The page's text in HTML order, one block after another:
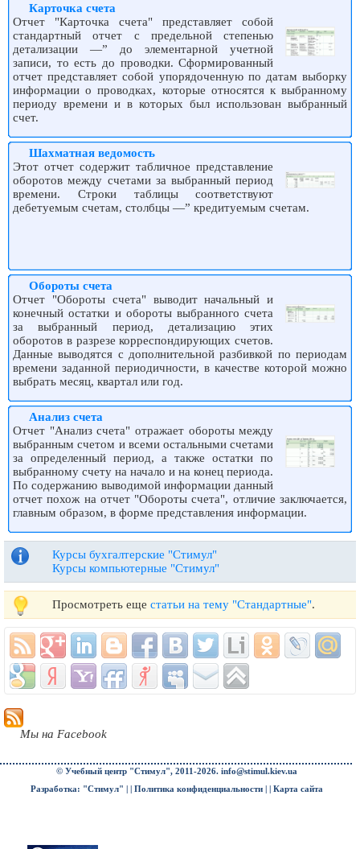
Карточка счета
Отчет "Карточка счета" представляет собой
стандартный отчет с предельной степенью
детализации —” до элементарной учетной
записи, то есть до проводки. Сформированный
отчет представляет собой упорядоченную по датам выборку
информации о проводках, которые относятся к выбранному
периоду времени и в которых был использован выбранный
счет.
Шахматная ведомость
Этот отчет содержит табличное представление
оборотов между счетами за выбранный период
времени. Строки таблицы соответствуют
дебетуемым счетам, столбцы —” кредитуемым счетам.
Обороты счета
Отчет "Обороты счета" выводит начальный и
конечный остатки и обороты выбранного счета
за выбранный период, детализацию этих
оборотов в разрезе корреспондирующих счетов.
Данные выводятся с дополнительной разбивкой по периодам
времени заданной периодичности, в качестве которой можно
выбрать месяц, квартал или год.
Анализ счета
Отчет "Анализ счета" отражает обороты между
выбранным счетом и всеми остальными счетами
за определенный период, а также остатки по
выбранному счету на начало и на конец периода.
По содержанию выводимой информации данный
отчет похож на отчет "Обороты счета", отличие заключается,
главным образом, в форме представления информации.
Курсы бухгалтерские "Стимул"
Курсы компьютерные "Стимул"
Просмотреть еще статьи на тему "Стандартные".
Мы на Facebook
© Учебный центр "Стимул", 2011-2026. info@stimul.kiev.ua
Разработка: "Стимул" | | Политика конфиденциальности| | Карта сайта